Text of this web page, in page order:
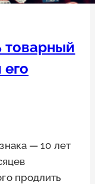
товарный
— 10 лет
продлить